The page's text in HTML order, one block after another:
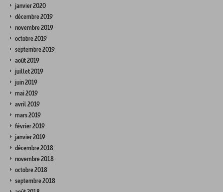
janvier 2020
décembre 2019
novembre 2019
octobre 2019
septembre 2019
août 2019
juillet 2019
juin 2019
mai 2019
avril 2019
mars 2019
février 2019
janvier 2019
décembre 2018
novembre 2018
octobre 2018
septembre 2018